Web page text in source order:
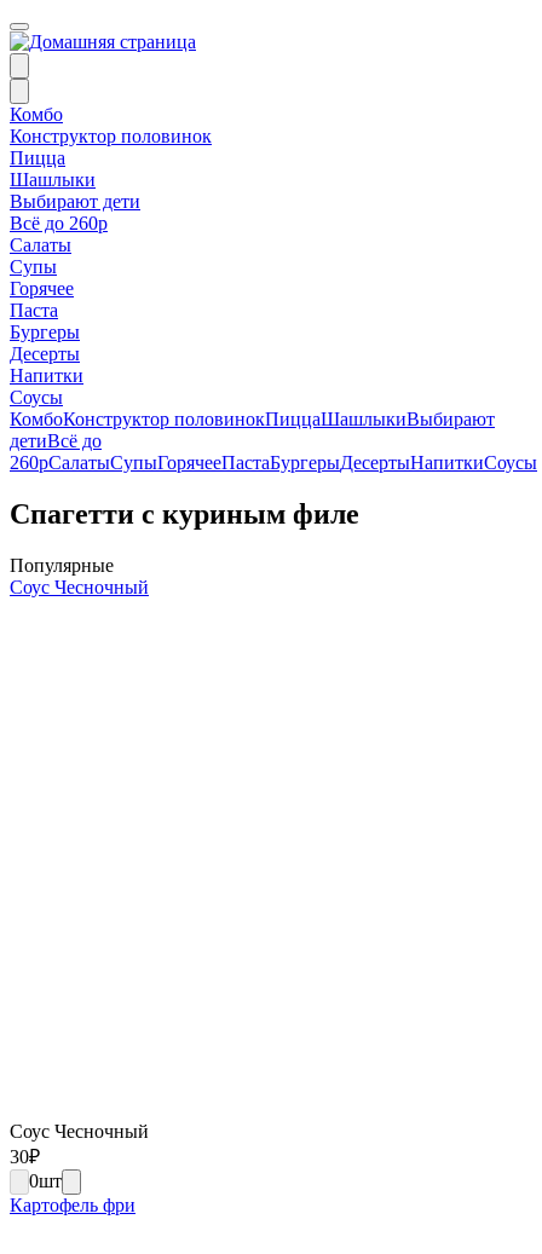
Комбо
Конструктор половинок
Пицца
Шашлыки
Выбирают дети
Всё до 260р
Салаты
Супы
Горячее
Паста
Бургеры
Десерты
Напитки
Соусы
КомбоКонструктор половинокПиццаШашлыкиВыбирают
детиВсё до
260рСалатыСупыГорячееПастаБургерыДесертыНапиткиСоусы
Спагетти с куриным филе
Популярные
Соус Чесночный
Соус Чесночный
30₽
0шт
Картофель фри